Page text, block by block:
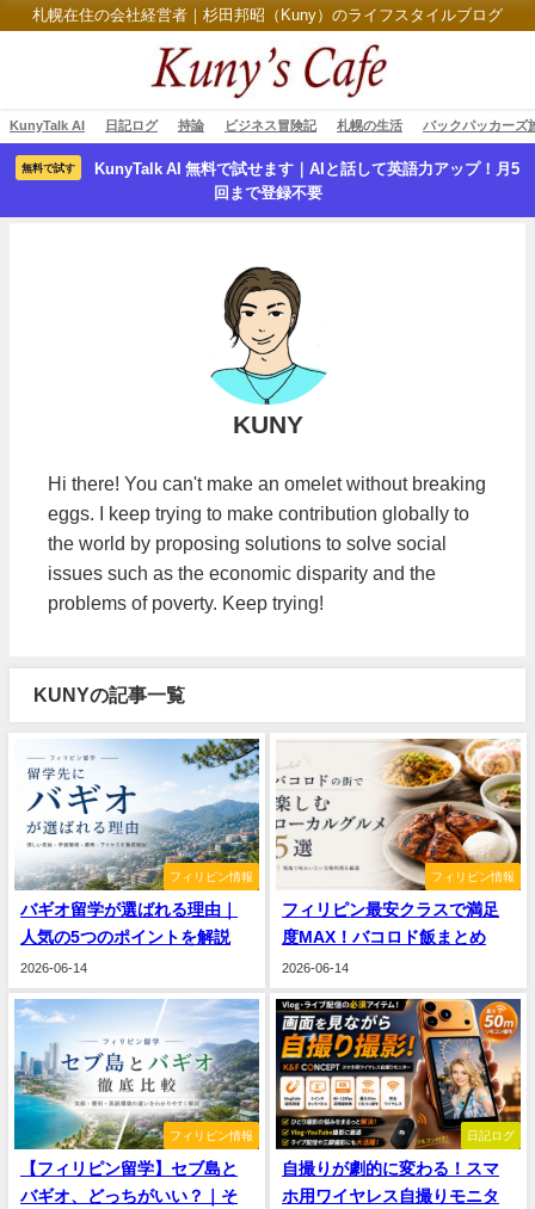
札幌在住の会社経営者｜杉田邦昭（Kuny）のライフスタイルブログ
KunyTalk AI 日記ログ 持論 ビジネス冒険記 札幌の生活 バックパッカーズ
無料で試す
KunyTalk AI 無料で試せます｜AIと話して英語力アップ！月5
回まで登録不要
KUNY
Hi there! You can't make an omelet without breaking
eggs. I keep trying to make contribution globally to
the world by proposing solutions to solve social
issues such as the economic disparity and the
problems of poverty. Keep trying!
KUNYの記事一覧
フィリピン情報
バギオ留学が選ばれる理由｜
人気の5つのポイントを解説
2026-06-14
フィリピン情報
フィリピン最安クラスで満足
度MAX！バコロド飯まとめ
2026-06-14
フィリピン情報
【フィリピン留学】セブ島と
バギオ、どっちがいい？｜そ
日記ログ
自撮りが劇的に変わる！スマ
ホ用ワイヤレス自撮りモニタ